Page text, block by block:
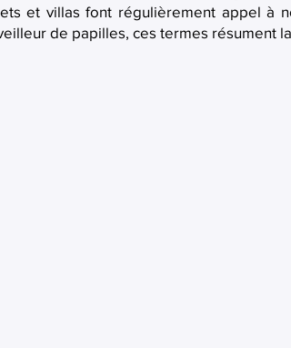
et villas font régulièrement appel à
de papilles, ces termes résument